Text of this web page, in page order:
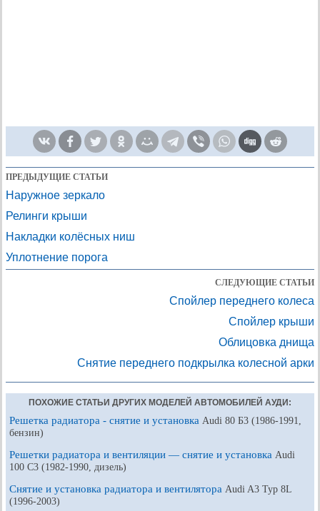
ПРЕДЫДУЩИЕ СТАТЬИ
Наружное зеркало
Релинги крыши
Накладки колёсных ниш
Уплотнение порога
СЛЕДУЮЩИЕ СТАТЬИ
Спойлер переднего колеса
Спойлер крыши
Облицовка днища
Снятие переднего подкрылка колесной арки
ПОХОЖИЕ СТАТЬИ ДРУГИХ МОДЕЛЕЙ АВТОМОБИЛЕЙ АУДИ:
Решетка радиатора - снятие и установка Audi 80 Б3 (1986-1991,
бензин)
Решетки радиатора и вентиляции — снятие и установка Audi
100 С3 (1982-1990, дизель)
Снятие и установка радиатора и вентилятора Audi A3 Typ 8L
(1996-2003)